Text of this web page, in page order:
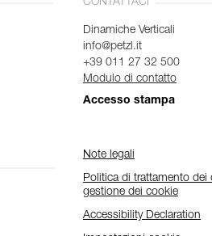
CONTATTACI
Dinamiche Verticali
info@petzl.it
+39 011 27 32 500
Modulo di contatto
Accesso stampa
Note legali
Politica di trattamento dei
gestione dei cookie
Accessibility Declaration